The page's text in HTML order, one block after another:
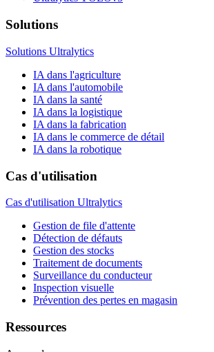
Solutions
Solutions Ultralytics
IA dans l'agriculture
IA dans l'automobile
IA dans la santé
IA dans la logistique
IA dans la fabrication
IA dans le commerce de détail
IA dans la robotique
Cas d'utilisation
Cas d'utilisation Ultralytics
Gestion de file d'attente
Détection de défauts
Gestion des stocks
Traitement de documents
Surveillance du conducteur
Inspection visuelle
Prévention des pertes en magasin
Ressources